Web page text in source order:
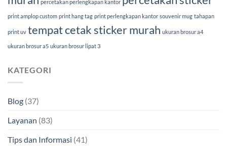
percetakan perlengkapan kantor
print amplop custom print hang tag print perlengkapan kantor souvenir mug tahapan
print uv tempat cetak sticker murah ukuran brosur a4
ukuran brosur a5 ukuran brosur lipat 3
KATEGORI
Blog (37)
Layanan (83)
Tips dan Informasi (41)